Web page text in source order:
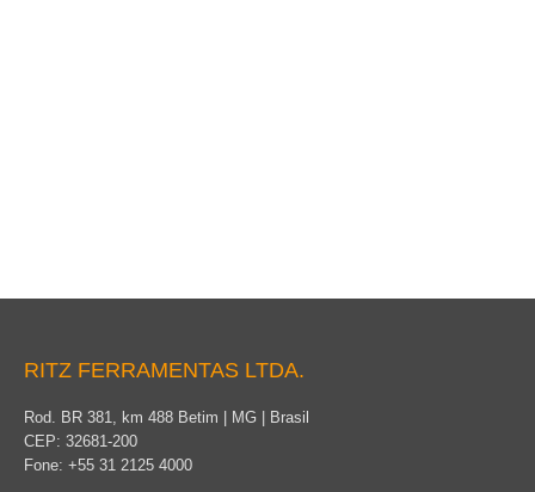
RITZ FERRAMENTAS LTDA.
Rod. BR 381, km 488 Betim | MG | Brasil
CEP: 32681-200
Fone: +55 31 2125 4000